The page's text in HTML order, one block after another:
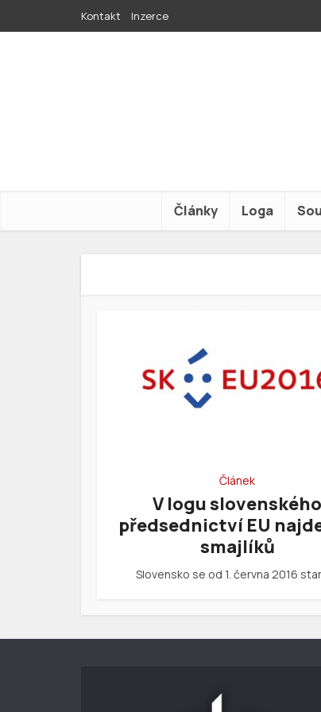
Kontakt Inzerce
Články Loga
Článek
V logu slovenského
předsednictví EU
smajlíků
Slovensko se od 1. června 2016